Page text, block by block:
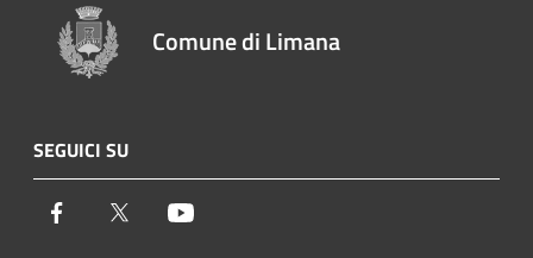
Comune di Limana
SEGUICI SU
Facebook Twitter